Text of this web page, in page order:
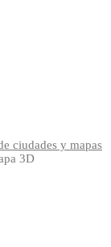
ciudades y mapas
3D